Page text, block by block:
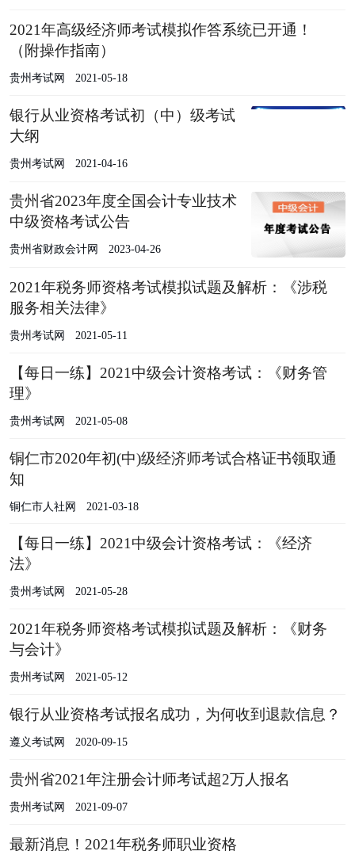
2021年高级经济师考试模拟作答系统已开通！
（附操作指南）
贵州考试网 2021-05-18
银行从业资格考试初（中）级考试
大纲
贵州考试网 2021-04-16
贵州省2023年度全国会计专业技术
中级资格考试公告
贵州省财政会计网 2023-04-26
2021年税务师资格考试模拟试题及解析：《涉税
服务相关法律》
贵州考试网 2021-05-11
【每日一练】2021中级会计资格考试：《财务管
理》
贵州考试网 2021-05-08
铜仁市2020年初(中)级经济师考试合格证书领取通
知
铜仁市人社网 2021-03-18
【每日一练】2021中级会计资格考试：《经济
法》
贵州考试网 2021-05-28
2021年税务师资格考试模拟试题及解析：《财务
与会计》
贵州考试网 2021-05-12
银行从业资格考试报名成功，为何收到退款信息？
遵义考试网 2020-09-15
贵州省2021年注册会计师考试超2万人报名
贵州考试网 2021-09-07
最新消息！2021年税务师职业资格